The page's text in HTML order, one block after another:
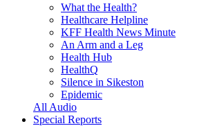
What the Health?
Healthcare Helpline
KFF Health News Minute
An Arm and a Leg
Health Hub
HealthQ
Silence in Sikeston
Epidemic
All Audio
Special Reports